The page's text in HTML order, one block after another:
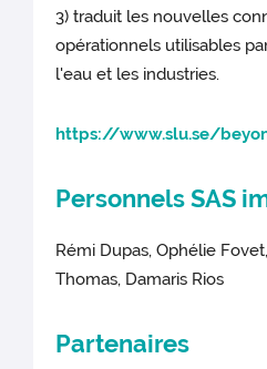
3) traduit les nouvelles
opérationnels utilisables
l'eau et les industries.
https://www.slu.se/
Personnels SAS
Rémi Dupas, Ophélie
Thomas, Damaris Rios
Partenaires